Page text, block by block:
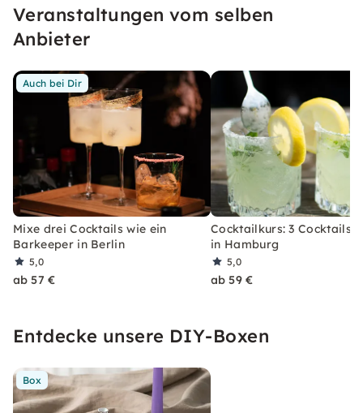
erleben, welches Du so schnell nicht vergessen
wirst.
Veranstaltungen vom selben
Anbieter
Auch bei Dir
Mixe drei Cocktails wie ein
Barkeeper in Berlin
5,0
ab 57 €
Cocktailkurs: 3 Cocktails
in Hamburg
5,0
ab 59 €
Entdecke unsere DIY-Boxen
Box